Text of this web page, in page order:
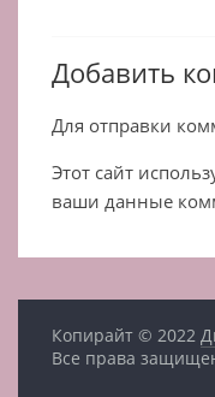
Добавить
Для отправки
Этот сайт
ваши данные
Копирайт © 2022
Все права